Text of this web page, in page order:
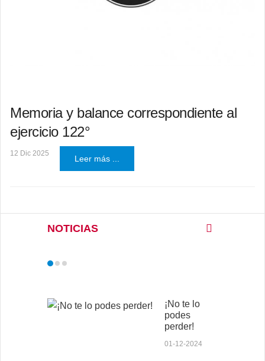
Memoria y balance correspondiente al
ejercicio 122°
12 Dic 2025
Leer más ...
NOTICIAS
¡No te lo
podes
perder!
01-12-2024